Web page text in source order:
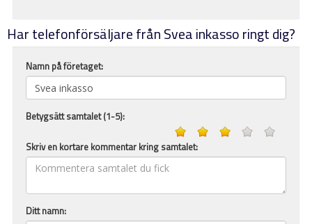
Har telefonförsäljare från Svea inkasso ringt dig?
Namn på företaget:
Betygsätt samtalet (1-5):
Skriv en kortare kommentar kring samtalet:
Ditt namn: